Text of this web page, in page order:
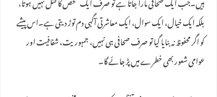
ہیں۔جب ایک صحافی مارا جاتا ہے تو صرف ایک شخص کا قتل نہیں ہوتا،
بلکہ ایک خیال، ایک سوال، ایک معاشرتی آگہی دم توڑ دیتی ہے۔اس پیشے
کو اگر محفوظ نہ بنایا گیا تو صرف صحافی ہی نہیں، جمہوریت، شفافیت اور
عوامی شعور بھی خطرے میں پڑ جائے گا۔